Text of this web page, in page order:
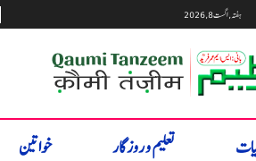
ہفتہ, اگست 8, 2026
تعلیم و روزگار خواتین